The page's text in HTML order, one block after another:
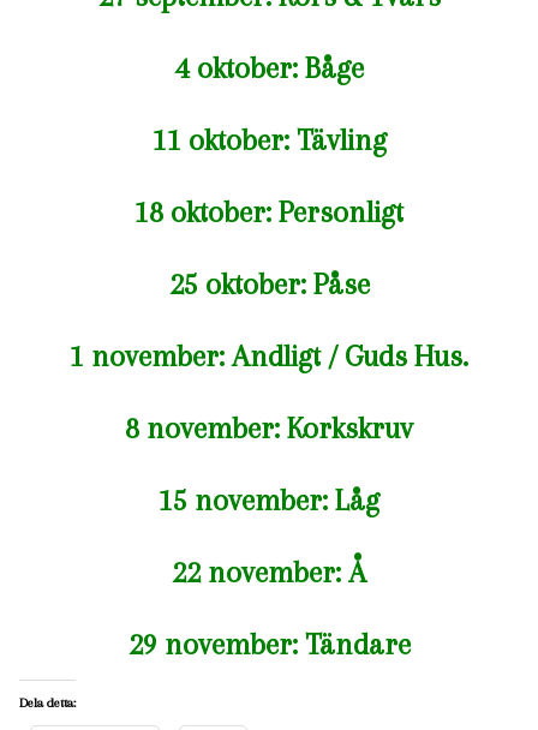
4 oktober: Båge
11 oktober: Tävling
18 oktober: Personligt
25 oktober: Påse
1 november: Andligt / Guds Hus.
8 november: Korkskruv
15 november: Låg
22 november: Å
29 november: Tändare
Dela detta: